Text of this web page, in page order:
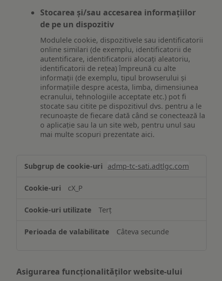
Stocarea și/sau accesarea informațiilor
de pe un dispozitiv
Modulele cookie, dispozitivele sau identificatorii
online similari (de exemplu, identificatorii de
autentificare, identificatorii alocați aleatoriu,
identificatorii de rețea) împreună cu alte
informații (de exemplu, tipul browserului și
informațiile despre acesta, limba, dimensiunea
ecranului, tehnologiile acceptate etc.) pot fi
stocate sau citite pe dispozitivul dvs. pentru a le
recunoaște de fiecare dată când se conectează la
o aplicație sau la un site web, pentru unul sau
mai multe scopuri prezentate aici.
și/sau
informațiilor
pe
dispozitiv
admp-tc-sati.adtlgc.com
cX_P
Terț
Câteva secunde
Asigurarea funcționalităților website-ului